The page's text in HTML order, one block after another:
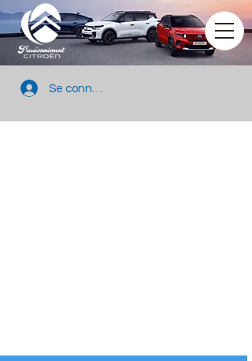
Se connecter